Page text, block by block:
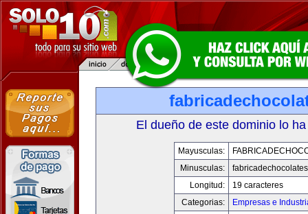
El dueño de este dominio lo
Mayusculas:
Minusculas:
Longitud:
19 caracteres
Categorias:
Empresas e